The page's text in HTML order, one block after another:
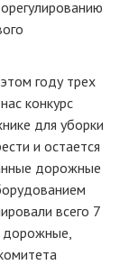
году трех
конкурс
для уборки
и остается
дорожные
всего 7
дорожные,